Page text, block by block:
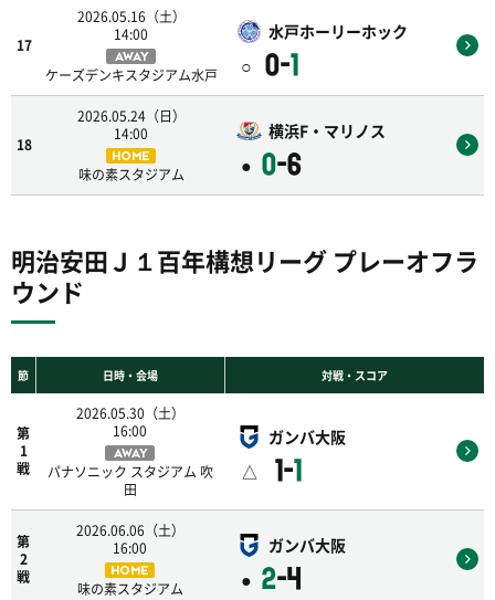
17
2026.05.16（土）
14:00
AWAY
ケーズデンキスタジアム水戸
水戸ホーリーホック
○ 0-1
18
2026.05.24（日）
14:00
HOME
味の素スタジアム
横浜F・マリノス
● 0-6
明治安田Ｊ１百年構想リーグ プレーオフラ
ウンド
節 日時・会場 対戦・スコア
第
1
戦
2026.05.30（土）
16:00
AWAY
パナソニック スタジアム 吹
田
ガンバ大阪
△ 1-1
第
2
戦
2026.06.06（土）
16:00
HOME
味の素スタジアム
ガンバ大阪
● 2-4